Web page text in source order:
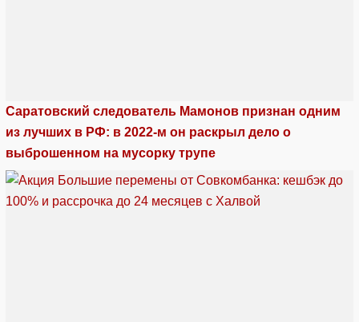
Саратовский следователь Мамонов признан одним
из лучших в РФ: в 2022-м он раскрыл дело о
выброшенном на мусорку трупе